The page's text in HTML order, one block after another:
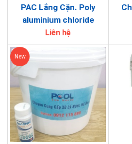
PAC Lắng Cặn. Poly
aluminium chloride
Liên hệ
New